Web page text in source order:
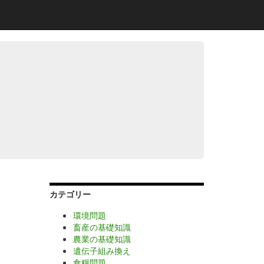
カテゴリー
環境問題
畜産の基礎知識
農業の基礎知識
遺伝子組み換え